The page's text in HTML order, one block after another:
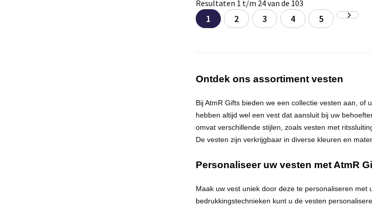
Resultaten 1 t/m 24 van de 103
1 2 3 4 5
Ontdek ons assortiment vesten
BijAtmRGifts bieden we een collectie vesten aan, of
hebben altijd wel een vest dat aansluit bij uw
omvat verschillende stijlen, zoals vesten met
De vesten zijn verkrijgbaar in diverse kleuren en
Personaliseer uw vesten metAtmR
Maak uw vest uniek door deze te personaliseren
bedrukkingstechnieken kunt u de vesten